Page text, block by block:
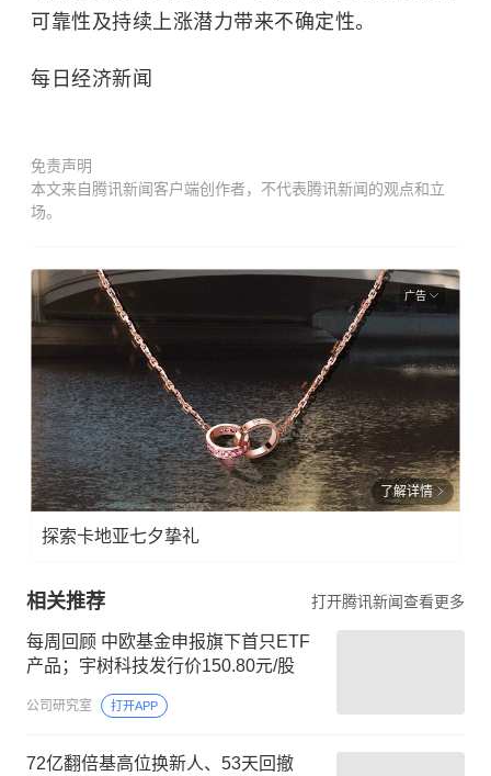
可靠性及持续上涨潜力带来不确定性。
每日经济新闻
免责声明
本文来自腾讯新闻客户端创作者，不代表腾讯新闻的观点和立
场。
广告
了解详情
探索卡地亚七夕挚礼
相关推荐 打开腾讯新闻查看更多
每周回顾 中欧基金申报旗下首只ETF
产品；宇树科技发行价150.80元/股
公司研究室 打开APP
72亿翻倍基高位换新人、53天回撤